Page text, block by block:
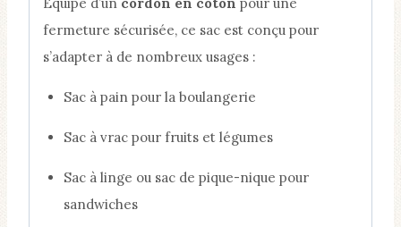
Équipé d’un cordon en coton pour une
fermeture sécurisée, ce sac est conçu pour
s’adapter à de nombreux usages :
Sac à pain pour la boulangerie
Sac à vrac pour fruits et légumes
Sac à linge ou sac de pique-nique pour
sandwiches